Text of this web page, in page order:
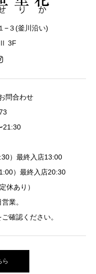
−３(釜川沿い)
3F
問合わせ
21:30
）最終入店13:00
）最終入店20:30
休あり）
業。
確認ください。
ら